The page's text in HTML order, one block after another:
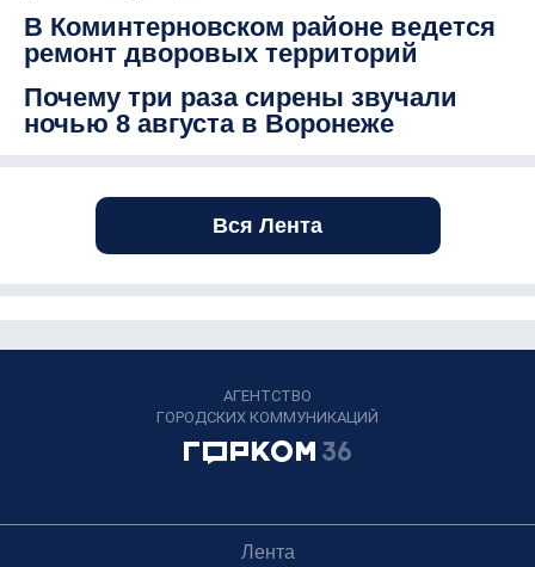
В Коминтерновском районе ведется
ремонт дворовых территорий
Почему три раза сирены звучали
ночью 8 августа в Воронеже
Вся Лента
АГЕНТСТВО
ГОРОДСКИХ КОММУНИКАЦИЙ
Лента